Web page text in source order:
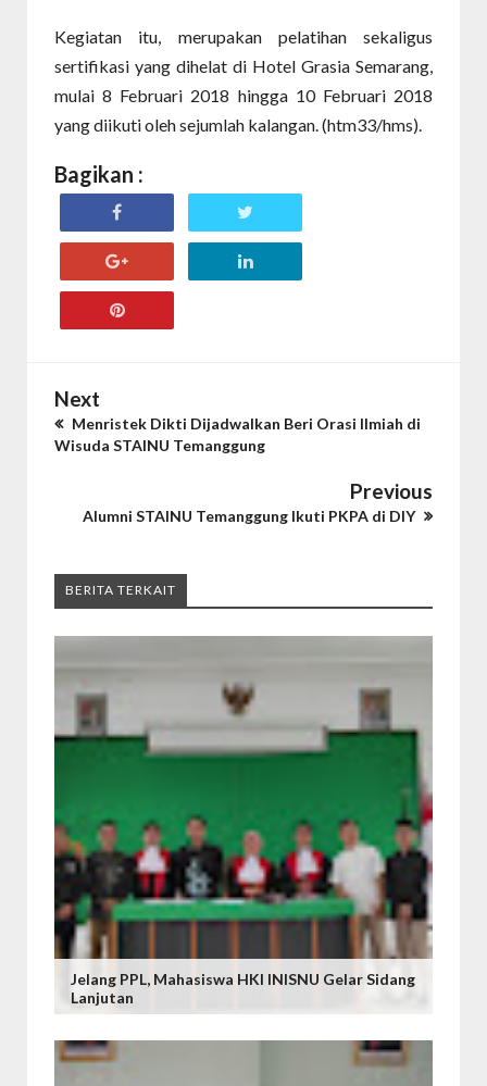
Kegiatan itu, merupakan pelatihan sekaligus
sertifikasi yang dihelat di Hotel Grasia Semarang,
mulai 8 Februari 2018 hingga 10 Februari 2018
yang diikuti oleh sejumlah kalangan. (htm33/hms).
Bagikan :
Next
Menristek Dikti Dijadwalkan Beri Orasi Ilmiah di
Wisuda STAINU Temanggung
Previous
Alumni STAINU Temanggung Ikuti PKPA di DIY
BERITA TERKAIT
Jelang PPL, Mahasiswa HKI INISNU Gelar Sidang
Lanjutan